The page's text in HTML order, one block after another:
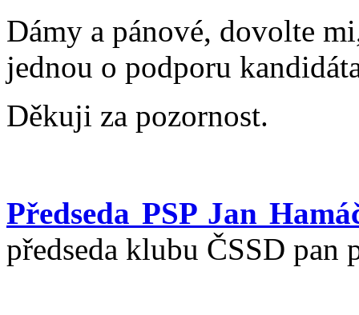
Dámy a pánové, dovolte
jednou o podporu
Děkuji za pozornost.
Předseda PSP Jan
předseda klubu ČSSD pan